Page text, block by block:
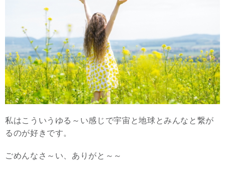
私はこういうゆる～い感じで宇宙と地球とみんなと繋が
るのが好きです。
ごめんなさ～い、ありがと～～